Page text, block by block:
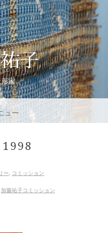
子
家
ュー
1998
ー, コミッション
加藤祐子コミッション